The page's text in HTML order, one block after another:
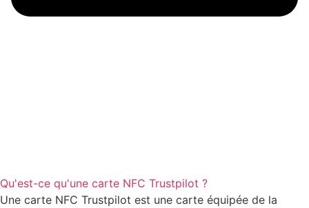
Qu'est-ce qu'une carte NFC Trustpilot ?
Une carte NFC Trustpilot est une carte équipée de la